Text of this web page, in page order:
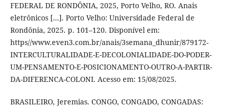
FEDERAL DE RONDÔNIA, 2025, Porto Velho, RO. Anais
eletrônicos […]. Porto Velho: Universidade Federal de
Rondônia, 2025. p. 101–120. Disponível em:
https//www.even3.com.br/anais/3semana_dhunir/879172-
INTERCULTURALIDADE-E-DECOLONIALIDADE-DO-PODER-
UM-PENSAMENTO-E-POSICIONAMENTO-OUTRO-A-PARTIR-
DA-DIFERENCA-COLONI. Acesso em: 15/08/2025.
BRASILEIRO, Jeremias. CONGO, CONGADO, CONGADAS: